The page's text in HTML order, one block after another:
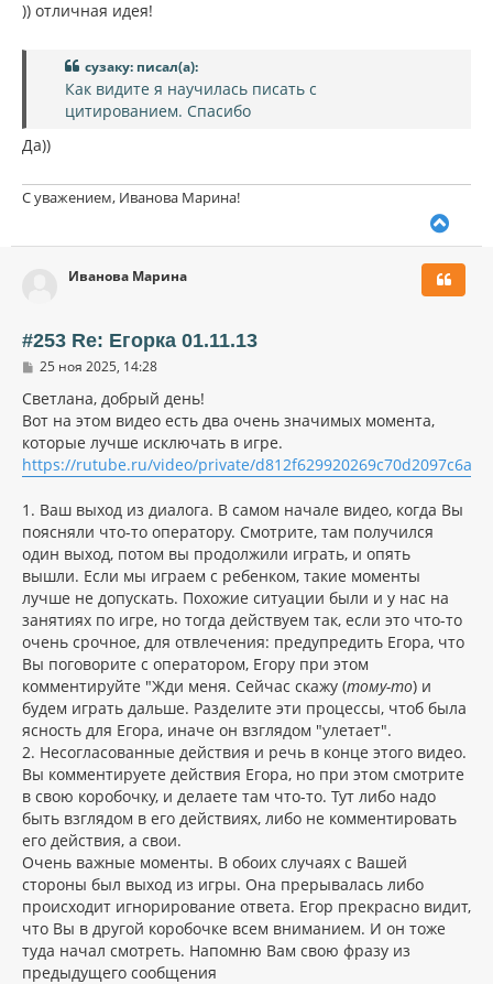
)) отличная идея!
сузаку: писал(а):
Как видите я научилась писать с
цитированием. Спасибо
Да))
С уважением, Иванова Марина!
у
а
л
Иванова Марина
#253 Re: Егорка 01.11.13
С
о
щ
е
н
и
25 ноя 2025, 14:28
Cветлана, добрый день!
Вот на этом видео есть два очень значимых момента,
которые лучше исключать в игре.
https://rutube.ru/video/private/
1. Ваш выход из диалога. В самом начале видео, когда Вы
поясняли что-то оператору. Смотрите, там получился
один выход, потом вы продолжили играть, и опять
вышли. Если мы играем с ребенком, такие моменты
лучше не допускать. Похожие ситуации были и у нас на
занятиях по игре, но тогда действуем так, если это что-то
очень срочное, для отвлечения: предупредить Егора, что
Вы поговорите с оператором, Егору при этом
комментируйте "Жди меня. Сейчас скажу (тому-то) и
будем играть дальше. Разделите эти процессы, чтоб была
ясность для Егора, иначе он взглядом "улетает".
2. Несогласованные действия и речь в конце этого видео.
Вы комментируете действия Егора, но при этом смотрите
в свою коробочку, и делаете там что-то. Тут либо надо
быть взглядом в его действиях, либо не комментировать
его действия, а свои.
Очень важные моменты. В обоих случаях с Вашей
стороны был выход из игры. Она прерывалась либо
происходит игнорирование ответа. Егор прекрасно видит,
что Вы в другой коробочке всем вниманием. И он тоже
туда начал смотреть. Напомню Вам свою фразу из
предыдущего сообщения